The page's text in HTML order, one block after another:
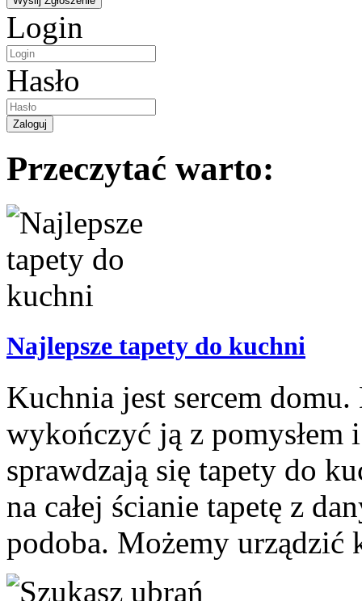
Login
Hasło
Przeczytać warto:
Najlepsze tapety do kuchni
Kuchnia jest sercem
wykończyć ją z pomysłem
sprawdzają się tapety do
na całej ścianie tapetę z
podoba. Możemy urządzić